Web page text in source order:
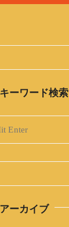
ーワード検索
ーカイブ